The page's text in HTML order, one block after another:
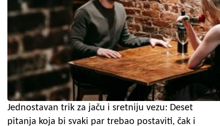
Jednostavan trik za jaču i sretniju vezu: Deset
pitanja koja bi svaki par trebao postaviti, čak i